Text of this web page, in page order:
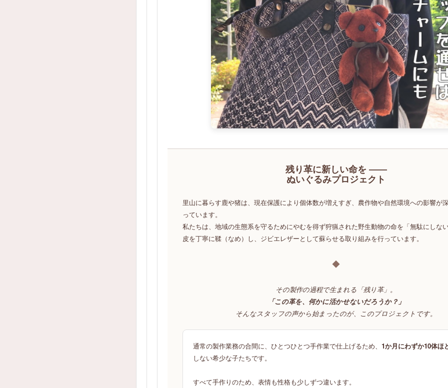
残り革に新しい命を ――
ぬいぐるみプロジェクト
里山に暮らす鹿や猪は、現在保護により個体数が増えすぎ、農作物や自然環境への影響が
っています。
私たちは、地域の生態系を守るためにやむを得ず狩猟された野生動物の命を「無駄にしな
皮を丁寧に鞣（なめ）し、ジビエレザーとして蘇らせる取り組みを行っています。
◆
その製作の過程で生まれる「残り革」。
「この革を、何かに活かせないだろうか？」
そんなスタッフの声から始まったのが、このプロジェクトです。
通常の製作業務の合間に、ひとつひとつ手作業で仕上げるため、 1か月にわずか10体ほ
しない希少な子たちです。
すべて手作りのため、表情も性格も少しずつ違います。